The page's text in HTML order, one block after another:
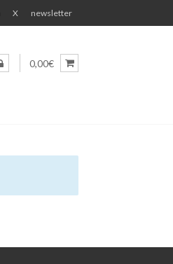
X newsletter
0,00€